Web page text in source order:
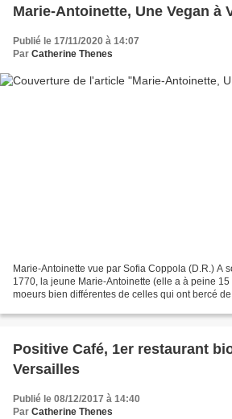
Marie-Antoinette, Une Vegan à
Publié le 17/11/2020 à 14:07
Par Catherine Thenes
Marie-Antoinette vue par Sofia Coppola (D.R.) A
1770, la jeune Marie-Antoinette (elle a à peine
moeurs bien différentes de celles qui ont bercé
Positive Café, 1er restaurant
Versailles
Publié le 08/12/2017 à 14:40
Par Catherine Thenes